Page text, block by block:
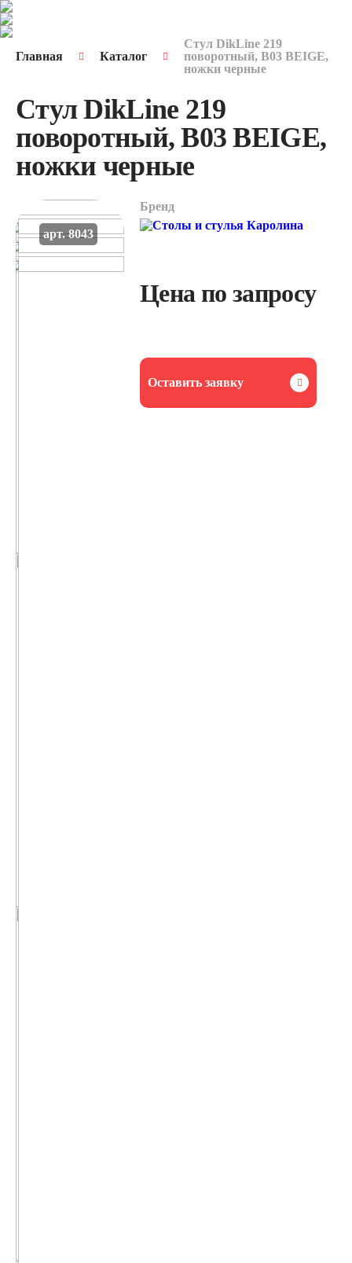
Главная Каталог
Стул DikLine 219
поворотный, B03 BEIGE,
ножки черные
Стул DikLine 219
поворотный, B03 BEIGE,
ножки черные
арт. 8043
Бренд
Цена по запросу
Оставить заявку